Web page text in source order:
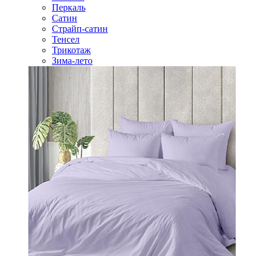
Перкаль
Сатин
Страйп-сатин
Тенсел
Трикотаж
Зима-лето